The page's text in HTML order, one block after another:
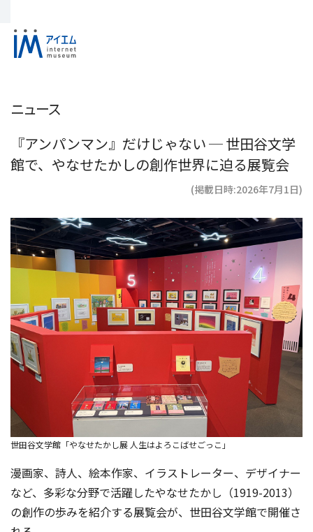
ニュース
『アンパンマン』だけじゃない ─ 世田谷文学
館で、やなせたかしの創作世界に迫る展覧会
(掲載日時:2026年7月1日)
世田谷文学館「やなせたかし展 人生はよろこばせごっこ」
漫画家、詩人、絵本作家、イラストレーター、デザイナー
など、多彩な分野で活躍したやなせたかし（1919-2013）
の創作の歩みを紹介する展覧会が、世田谷文学館で開催さ